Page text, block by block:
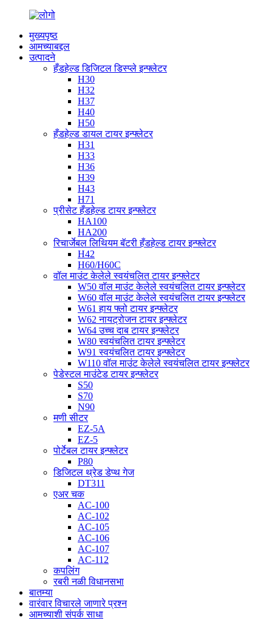
मुख्यपृष्ठ
आमच्याबद्दल
उत्पादने
हँडहेल्ड डिजिटल डिस्प्ले इन्फ्लेटर
H30
H32
H37
H40
H50
हँडहेल्ड डायल टायर इन्फ्लेटर
H31
H33
H36
H39
H43
H71
प्रीसेट हँडहेल्ड टायर इन्फ्लेटर
HA100
HA200
रिचार्जेबल लिथियम बॅटरी हँडहेल्ड टायर इन्फ्लेटर
H42
H60/H60C
वॉल माउंट केलेले स्वयंचलित टायर इन्फ्लेटर
W50 वॉल माउंट केलेले स्वयंचलित टायर इन्फ्लेटर
W60 वॉल माउंट केलेले स्वयंचलित टायर इन्फ्लेटर
W61 हाय फ्लो टायर इन्फ्लेटर
W62 नायट्रोजन टायर इन्फ्लेटर
W64 उच्च दाब टायर इन्फ्लेटर
W80 स्वयंचलित टायर इन्फ्लेटर
W91 स्वयंचलित टायर इन्फ्लेटर
W110 वॉल माउंट केलेले स्वयंचलित टायर इन्फ्लेटर
पेडेस्टल माउंटेड टायर इन्फ्लेटर
S50
S70
N90
मणी सीटर
EZ-5A
EZ-5
पोर्टेबल टायर इन्फ्लेटर
P80
डिजिटल थ्रेड डेप्थ गेज
DT311
एअर चक
AC-100
AC-102
AC-105
AC-106
AC-107
AC-112
कपलिंग
रबरी नळी विधानसभा
बातम्या
वारंवार विचारले जाणारे प्रश्न
आमच्याशी संपर्क साधा